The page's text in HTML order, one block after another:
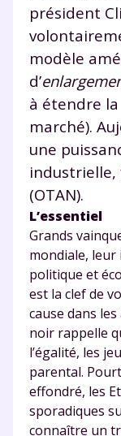
président
modèle
d’
à étendre
marché).
une
(OTAN).
L’essentiel
Grands
mondiale,
politique et
est la clef de
cause dans
noir rappelle
l’égalité, les
parental.
effondré, les
sporadiques
connaître un
Fiches
corrigés
Un
suivre
Tout le
la
Des
à la
vidéo